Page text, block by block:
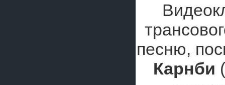
песню,
Карнби